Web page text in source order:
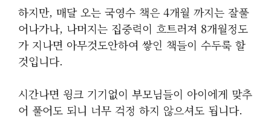
하지만, 매달 오는 국영수 책은 4개월 까지는 잘풀
어나가나, 나머지는 집중력이 흐트러져 8개월정도
가 지나면 아무것도안하여 쌓인 책들이 수두룩 할
것입니다.
시간나면 윙크 기기없이 부모님들이 아이에게 맞추
어 풀어도 되니 너무 걱정 하지 않으셔도 됩니다.